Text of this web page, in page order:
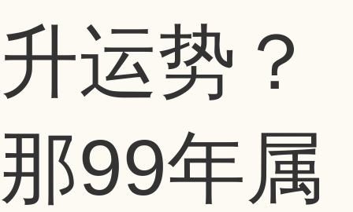
升运势？
那99年属